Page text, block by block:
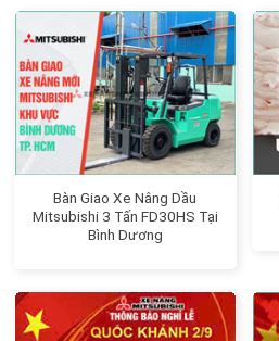
Bàn Giao Xe Nâng Dầu
Mitsubishi 3 Tấn FD30HS Tại
Bình Dương